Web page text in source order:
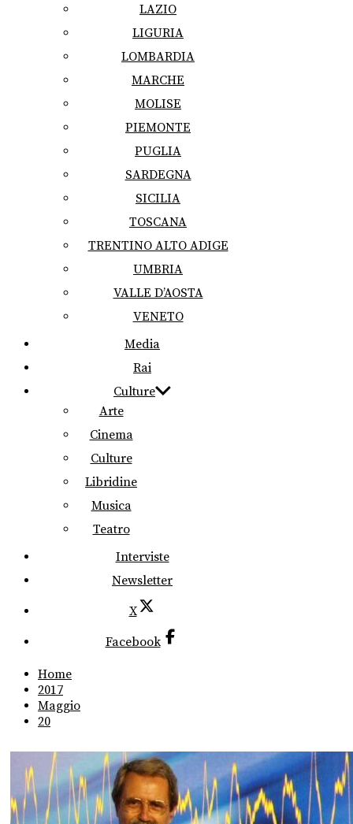
LAZIO
LIGURIA
LOMBARDIA
MARCHE
MOLISE
PIEMONTE
PUGLIA
SARDEGNA
SICILIA
TOSCANA
TRENTINO ALTO ADIGE
UMBRIA
VALLE D’AOSTA
VENETO
Media
Rai
Culture
Arte
Cinema
Culture
Libridine
Musica
Teatro
Interviste
Newsletter
X
Facebook
Home
2017
Maggio
20